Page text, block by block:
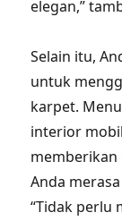
elegan,”
Selain itu,
untuk
karpet.
interior
memberikan
Anda
“Tidak perlu